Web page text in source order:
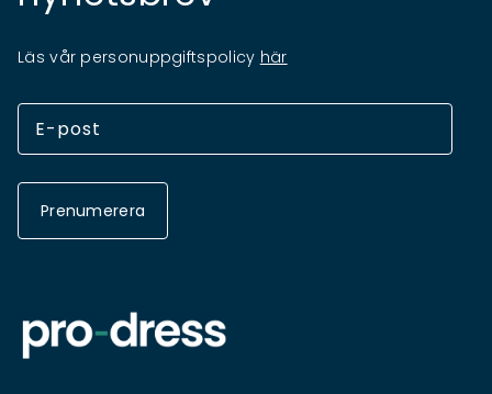
Läs vår personuppgiftspolicy här
Prenumerera